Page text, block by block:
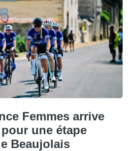
Femmes arrive
une étape
Beaujolais